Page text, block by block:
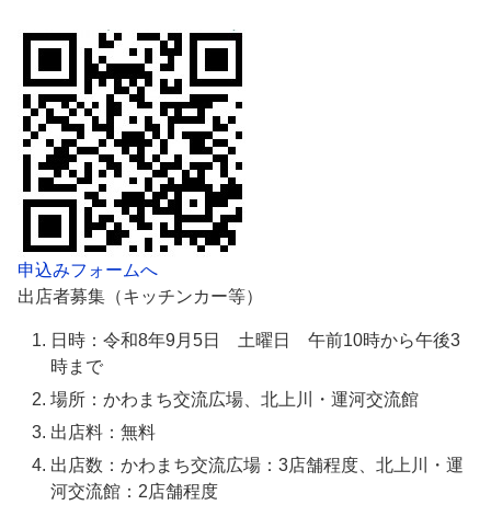
申込みフォームへ
出店者募集（キッチンカー等）
日時：令和8年9月5日 土曜日 午前10時から午後3
時まで
場所：かわまち交流広場、北上川・運河交流館
出店料：無料
出店数：かわまち交流広場：3店舗程度、北上川・運
河交流館：2店舗程度